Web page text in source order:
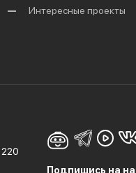
Интересные проекты
220
Подпишись на